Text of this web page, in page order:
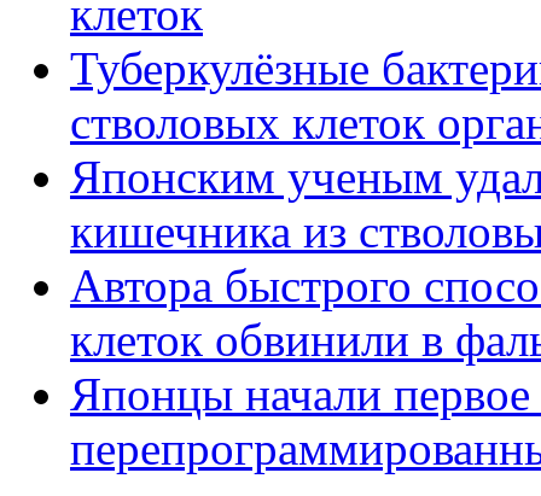
клеток
Туберкулёзные
стволовых клеток
Японским ученым
кишечника из
Автора быстрого
клеток обвинили в
Японцы начали